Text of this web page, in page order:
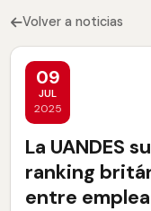
Volver a noticias
09
JUL
2025
La UANDES
ranking
entre